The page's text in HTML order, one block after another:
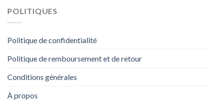
POLITIQUES
Politique de confidentialité
Politique de remboursement et de retour
Conditions générales
À propos